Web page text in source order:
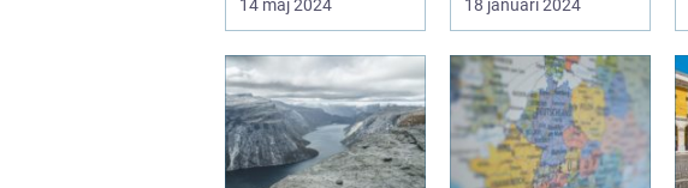
14 maj 2024
Storbritannie...
18 januari 2024